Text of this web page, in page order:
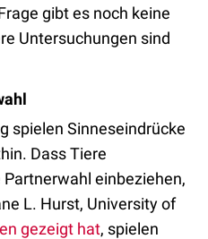
gibt es noch keine
Untersuchungen sind
spielen Sinneseindrücke
Dass Tiere
einbeziehen,
L. Hurst, University of
gezeigt hat, spielen